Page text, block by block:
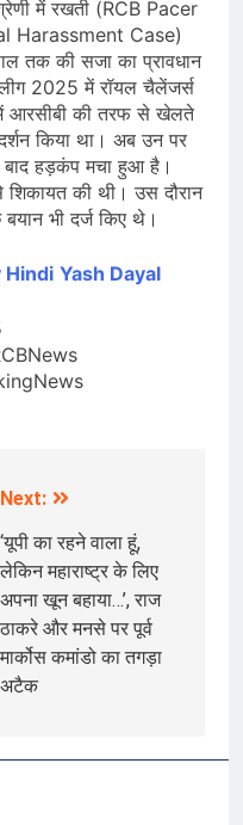
में रखती (RCB Pacer
Harassment Case)
तक की सजा का प्रावधान
लीग 2025 में रॉयल चैलेंजर्स
आरसीबी की तरफ से खेलते
किया था। अब उन पर
बाद हड़कंप मचा हुआ है।
की थी। उस दौरान
भी दर्ज किए थे।
Hindi Yash Dayal
Next:
‘यूपी का रहने वाला हूं,
लेकिन महाराष्ट्र के लिए
अपना खून बहाया…’, राज
ठाकरे और मनसे पर पूर्व
मार्कोस कमांडो का तगड़ा
अटैक